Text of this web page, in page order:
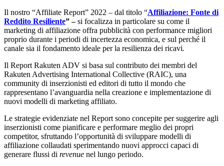
Il nostro “Affiliate Report” 2022 – dal titolo “Affiliazione: Fonte di
Reddito Resiliente” –si focalizza in particolare su come il
marketing di affiliazione offra pubblicità con performance migliori
proprio durante i periodi di incertezza economica, e sul perché il
canale sia il fondamento ideale per la resilienza dei ricavi.
Il Report Rakuten ADV si basa sul contributo dei membri del
Rakuten Advertising International Collective (RAIC), una
community di inserzionisti ed editori di tutto il mondo che
rappresentano l’avanguardia nella creazione e implementazione di
nuovi modelli di marketing affiliato.
Le strategie evidenziate nel Report sono concepite per suggerire agli
inserzionisti come pianificare e performare meglio dei propri
competitor, sfruttando l’opportunità di sviluppare modelli di
affiliazione collaudati sperimentando nuovi approcci capaci di
generare flussi di revenue nel lungo periodo.